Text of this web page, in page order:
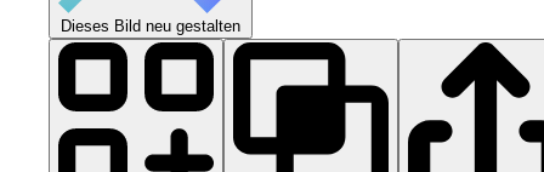
Dieses Bild neu gestalten